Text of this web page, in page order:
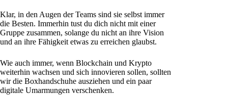
Klar, in den Augen der Teams sind sie selbst immer
die Besten. Immerhin tust du dich nicht mit einer
Gruppe zusammen, solange du nicht an ihre Vision
und an ihre Fähigkeit etwas zu erreichen glaubst.
Wie auch immer, wenn Blockchain und Krypto
weiterhin wachsen und sich innovieren sollen, sollten
wir die Boxhandschuhe ausziehen und ein paar
digitale Umarmungen verschenken.